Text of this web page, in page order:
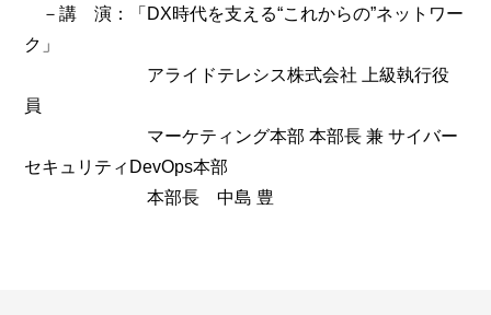
－講 演：「DX時代を支える“これからの”ネットワー
ク」
アライドテレシス株式会社 上級執行役
員
マーケティング本部 本部長 兼 サイバー
セキュリティDevOps本部
本部長 中島 豊